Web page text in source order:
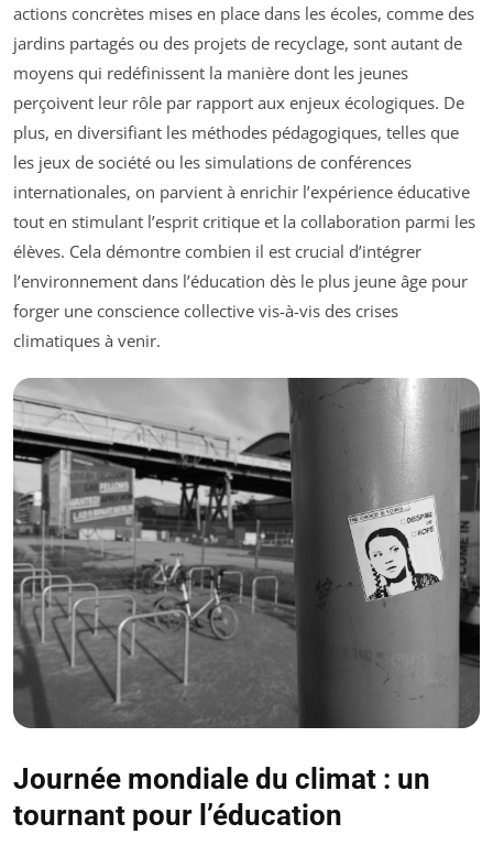
actions concrètes mises en place dans les écoles, comme des
jardins partagés ou des projets de recyclage, sont autant de
moyens qui redéfinissent la manière dont les jeunes
perçoivent leur rôle par rapport aux enjeux écologiques. De
plus, en diversifiant les méthodes pédagogiques, telles que
les jeux de société ou les simulations de conférences
internationales, on parvient à enrichir l’expérience éducative
tout en stimulant l’esprit critique et la collaboration parmi les
élèves. Cela démontre combien il est crucial d’intégrer
l’environnement dans l’éducation dès le plus jeune âge pour
forger une conscience collective vis-à-vis des crises
climatiques à venir.
Journée mondiale du climat : un
tournant pour l’éducation